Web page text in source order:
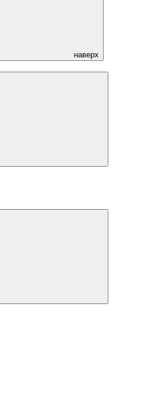
наверх